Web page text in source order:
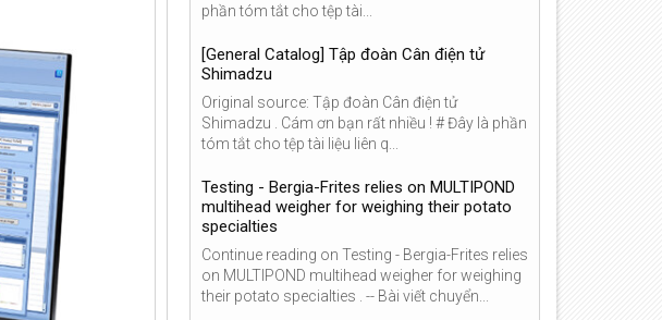
phần tóm tắt cho tệp tài...
[General Catalog] Tập đoàn Cân điện tử
Shimadzu
Original source: Tập đoàn Cân điện tử
Shimadzu . Cám ơn bạn rất nhiều ! # Đây là phần
tóm tắt cho tệp tài liệu liên q...
Testing - Bergia-Frites relies on MULTIPOND
multihead weigher for weighing their potato
specialties
Continue reading on Testing - Bergia-Frites relies
on MULTIPOND multihead weigher for weighing
their potato specialties . -- Bài viết chuyển...